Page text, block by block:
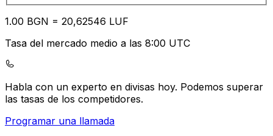
1.00 BGN = 20,62546 LUF
Tasa del mercado medio a las 8:00 UTC
Habla con un experto en divisas hoy. Podemos superar
las tasas de los competidores.
Programar una llamada